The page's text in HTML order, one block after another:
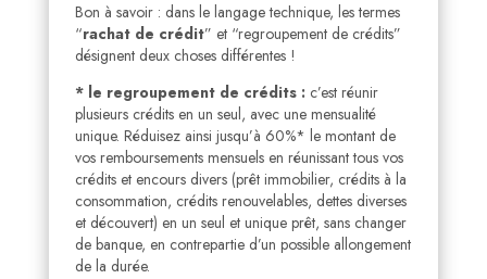
Bon à savoir : dans le langage technique, les termes
“rachat de crédit” et “regroupement de crédits”
désignent deux choses différentes !
* le regroupement de crédits : c’est réunir
plusieurs crédits en un seul, avec une mensualité
unique. Réduisez ainsi jusqu’à 60%* le montant de
vos remboursements mensuels en réunissant tous vos
crédits et encours divers (prêt immobilier, crédits à la
consommation, crédits renouvelables, dettes diverses
et découvert) en un seul et unique prêt, sans changer
de banque, en contrepartie d’un possible allongement
de la durée.